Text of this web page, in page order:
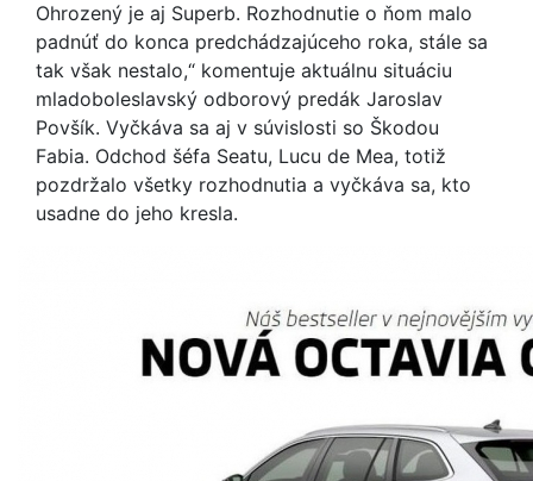
Ohrozený je aj Superb. Rozhodnutie o ňom malo
padnúť do konca predchádzajúceho roka, stále sa
tak však nestalo,“ komentuje aktuálnu situáciu
mladoboleslavský odborový predák Jaroslav
Povšík. Vyčkáva sa aj v súvislosti so Škodou
Fabia. Odchod šéfa Seatu, Lucu de Mea, totiž
pozdržalo všetky rozhodnutia a vyčkáva sa, kto
usadne do jeho kresla.